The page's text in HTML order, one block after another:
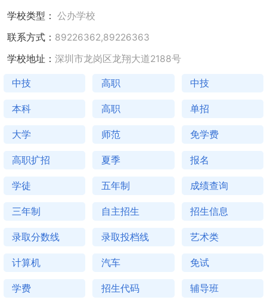
学校类型： 公办学校
联系方式： 89226362,89226363
学校地址： 深圳市龙岗区龙翔大道2188号
中技 高职 中技
本科 高职 单招
大学 师范 免学费
高职扩招 夏季 报名
学徒 五年制 成绩查询
三年制 自主招生 招生信息
录取分数线 录取投档线 艺术类
计算机 汽车 免试
学费 招生代码 辅导班